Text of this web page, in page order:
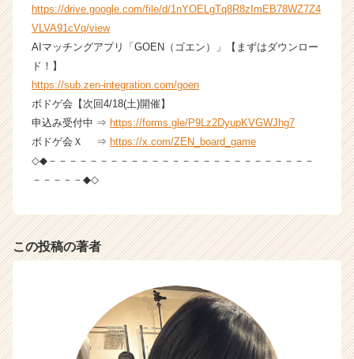
ア
ャ
（C
h
e
e
https://drive.google.com/file/d/1nYOELgTq8R8zImEB78WZ7Z4
VLVA91cVq/view
AIマッチングアプリ「GOEN（ゴエン）」【まずはダウンロー
ド！】
https://sub.zen-integration.com/goen
ボドゲ会【次回4/18(土)開催】
申込み受付中 ⇒ https://forms.gle/P9Lz2DyupKVGWJhg7
ボドゲ会Ｘ ⇒ https://x.com/ZEN_board_game
◇◆－－－－－－－－－－－－－－－－－－－－－－－－－－
－－－－－◆◇
この投稿の著者